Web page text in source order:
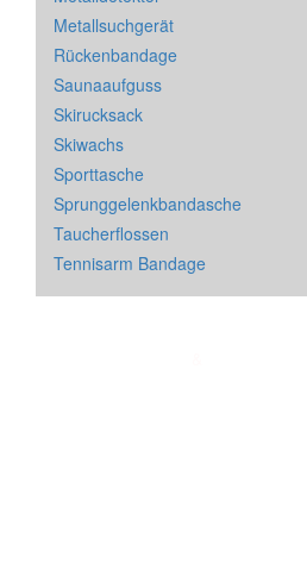
Metallsuchgerät
Rückenbandage
Saunaaufguss
Skirucksack
Skiwachs
Sporttasche
Sprunggelenkbandasche
Taucherflossen
Tennisarm Bandage